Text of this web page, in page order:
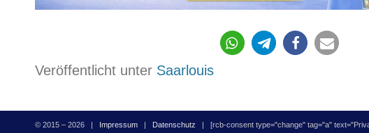
Veröffentlicht unter Saarlouis
© 2015 – 2026 | Impressum | Datenschutz | [rcb-consent type="change" tag="a"